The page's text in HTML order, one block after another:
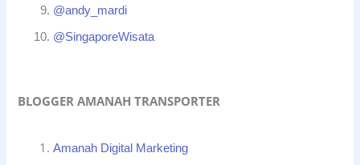
@andy_mardi
@SingaporeWisata
BLOGGER AMANAH TRANSPORTER
Amanah Digital Marketing